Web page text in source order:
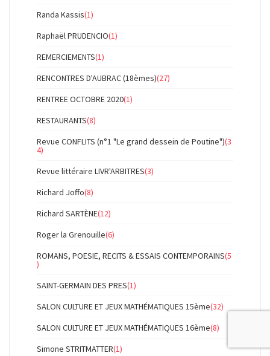
Randa Kassis(1)
Raphaël PRUDENCIO(1)
REMERCIEMENTS(1)
RENCONTRES D'AUBRAC (18èmes)(27)
RENTREE OCTOBRE 2020(1)
RESTAURANTS(8)
Revue CONFLITS (n°1 "Le grand dessein de Poutine")(3
4)
Revue littéraire LIVR'ARBITRES(3)
Richard Joffo(8)
Richard SARTÈNE(12)
Roger la Grenouille(6)
ROMANS, POESIE, RECITS & ESSAIS CONTEMPORAINS(5
)
SAINT-GERMAIN DES PRES(1)
SALON CULTURE ET JEUX MATHÉMATIQUES 15ème(32)
SALON CULTURE ET JEUX MATHÉMATIQUES 16ème(8)
Simone STRITMATTER(1)